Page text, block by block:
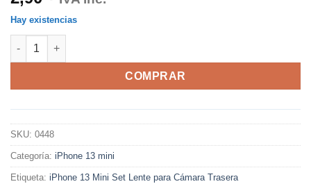
Hay existencias
iPhone 13 Mini Set Lente para Cámara Trasera cantidad
COMPRAR
SKU: 0448
Categoría: iPhone 13 mini
Etiqueta: iPhone 13 Mini Set Lente para Cámara Trasera